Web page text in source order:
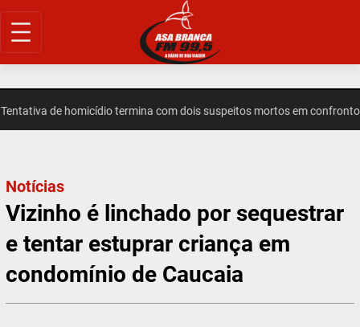
Pular
para
de homicídio termina com dois suspeitos mortos em confronto
Notícias
Vizinho é linchado por sequestrar
e tentar estuprar criança em
condomínio de Caucaia